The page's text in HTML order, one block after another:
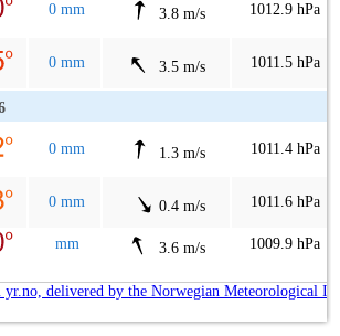
0 mm 3.8 m/s 1012.9 hPa
0 mm 3.5 m/s 1011.5 hPa
0 mm 1.3 m/s 1011.4 hPa
0 mm 0.4 m/s 1011.6 hPa
mm 3.6 m/s 1009.9 hPa
yr.no, delivered by the Norwegian Meteorological